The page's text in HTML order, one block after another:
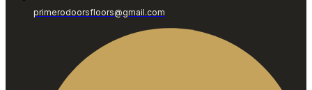
primerodoorsfloors@gmail.com